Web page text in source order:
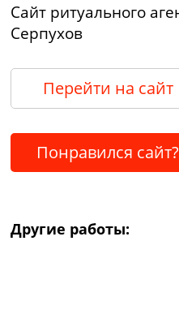
Сайт ритуального
Серпухов
Перейти на сайт
Понравился сайт?
Другие работы: